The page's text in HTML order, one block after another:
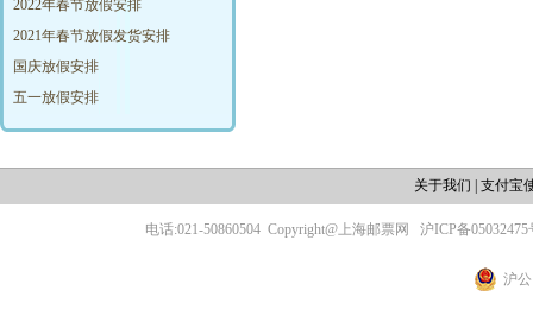
2022年春节放假安排
2021年春节放假发货安排
国庆放假安排
五一放假安排
关于我们 支付宝
电话:021-50860504 Copyright@上海邮票网 沪ICP备05032475
沪公